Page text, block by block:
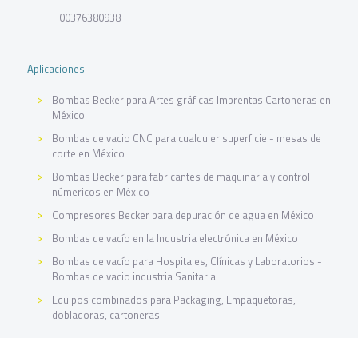
00376380938
Aplicaciones
Bombas Becker para Artes gráficas Imprentas Cartoneras en
México
Bombas de vacio CNC para cualquier superficie - mesas de
corte en México
Bombas Becker para fabricantes de maquinaria y control
númericos en México
Compresores Becker para depuración de agua en México
Bombas de vacío en la Industria electrónica en México
Bombas de vacío para Hospitales, Clínicas y Laboratorios -
Bombas de vacio industria Sanitaria
Equipos combinados para Packaging, Empaquetoras,
dobladoras, cartoneras